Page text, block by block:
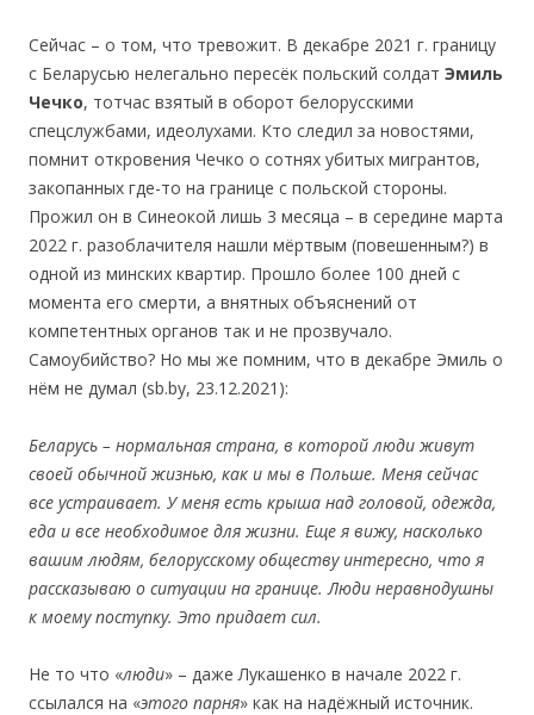
Сейчас – о том, что тревожит. В декабре 2021 г. границу
с Беларусью нелегально пересёк польский солдат Эмиль
Чечко, тотчас взятый в оборот белорусскими
спецслужбами, идеолухами. Кто следил за новостями,
помнит откровения Чечко о сотнях убитых мигрантов,
закопанных где-то на границе с польской стороны.
Прожил он в Синеокой лишь 3 месяца – в середине марта
2022 г. разоблачителя нашли мёртвым (повешенным?) в
одной из минских квартир. Прошло более 100 дней с
момента его смерти, а внятных объяснений от
компетентных органов так и не прозвучало.
Самоубийство? Но мы же помним, что в декабре Эмиль о
нём не думал (sb.by, 23.12.2021):
Беларусь – нормальная страна, в которой люди живут
своей обычной жизнью, как и мы в Польше. Меня сейчас
все устраивает. У меня есть крыша над головой, одежда,
еда и все необходимое для жизни. Еще я вижу, насколько
вашим людям, белорусскому обществу интересно, что я
рассказываю о ситуации на границе. Люди неравнодушны
к моему поступку. Это придает сил.
Не то что «люди» – даже Лукашенко в начале 2022 г.
ссылался на «этого парня» как на надёжный источник.